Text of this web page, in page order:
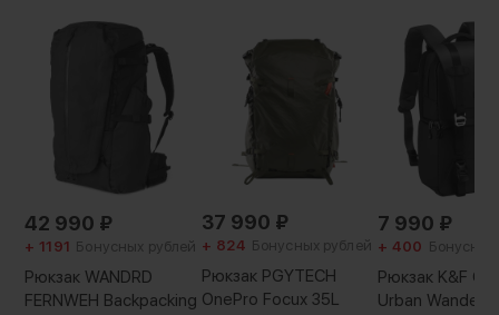
42 990 ₽
+ 1191 Бонусных рублей
Рюкзак WANDRD
FERNWEH Backpacking
37 990 ₽
+ 824 Бонусных рублей
Рюкзак PGYTECH
OnePro Focux 35L
7 990 ₽
+ 400 Бонусных
Рюкзак K&F
Urban Wander